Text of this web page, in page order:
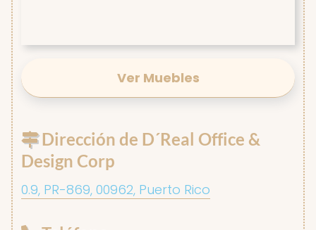
Ver Muebles
Dirección de D´Real Office &
Design Corp
0.9, PR-869, 00962, Puerto Rico